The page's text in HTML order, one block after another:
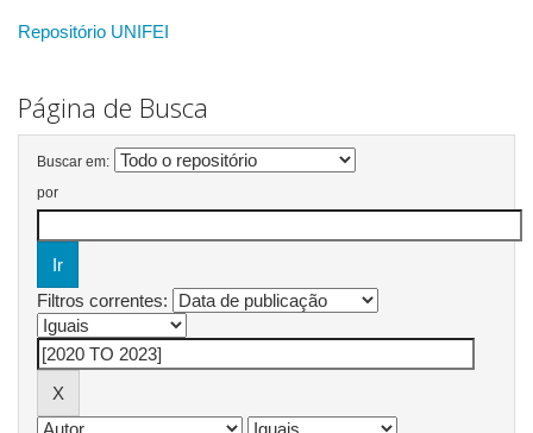
Repositório UNIFEI
Página de Busca
Buscar em:
por
Filtros correntes: